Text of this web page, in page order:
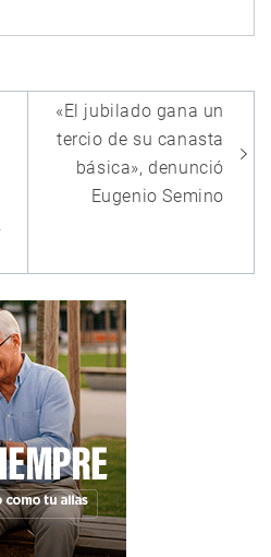
«El jubilado gana un
tercio de su canasta
básica», denunció
Eugenio Semino